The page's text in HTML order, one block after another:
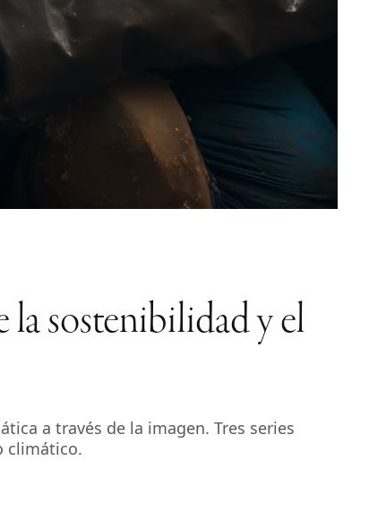
la sostenibilidad y el
a través de la imagen. Tres series
climático.